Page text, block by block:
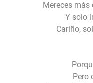
Mereces más
Y solo
Cariño,
Pero